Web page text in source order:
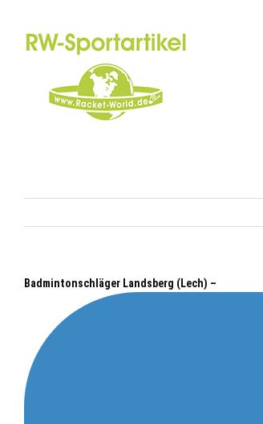
springen
Badmintonschläger Landsberg (Lech) –